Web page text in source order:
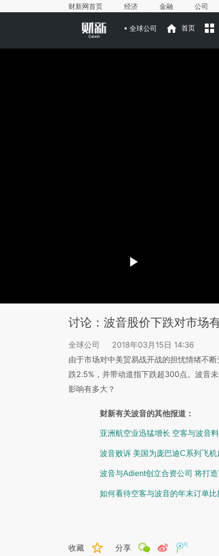
财新网首页 经济 金融 公司
全球公司 首页
讨论：波音股价下跌对市场
全球公司
2018年03月15日 14:36
由于市场对中美贸易战开战的担忧情绪不
跌2.5%，并带动道指下跌超300点。波音
影响有多大？
财新有关波音的其他报道：
亚洲航空业迅猛增长 空客与波音
波音败诉 美国为庞巴迪C系列飞机
波音与Adient创立合资公司 将打
如何看待空客与波音的年末订单比
收藏 分享